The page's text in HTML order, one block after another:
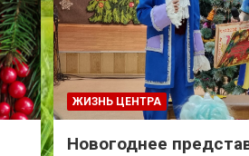
ЖИЗНЬ ЦЕНТРА
Новогоднее